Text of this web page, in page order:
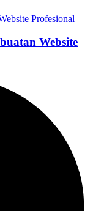
Website